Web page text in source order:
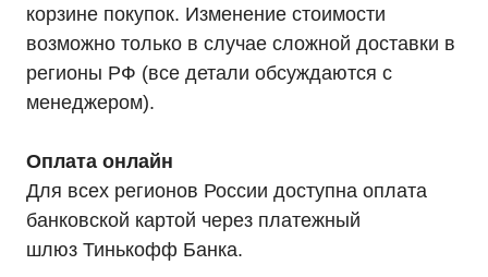
корзине покупок. Изменение стоимости
возможно только в случае сложной доставки в
регионы РФ (все детали обсуждаются с
менеджером).
Оплата онлайн
Для всех регионов России доступна оплата
банковской картой через платежный
шлюз Тинькофф Банка.
Телефон:
8 (800) 444-75-17
Почта: